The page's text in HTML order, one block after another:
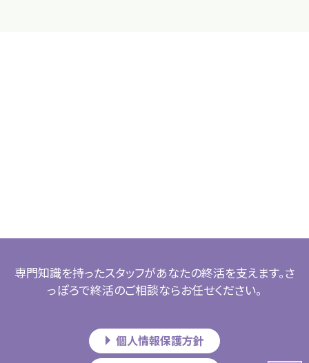
専門知識を持ったスタッフがあなたの終活を支えます。さ
っぽろで終活のご相談ならお任せください。
個人情報保護方針